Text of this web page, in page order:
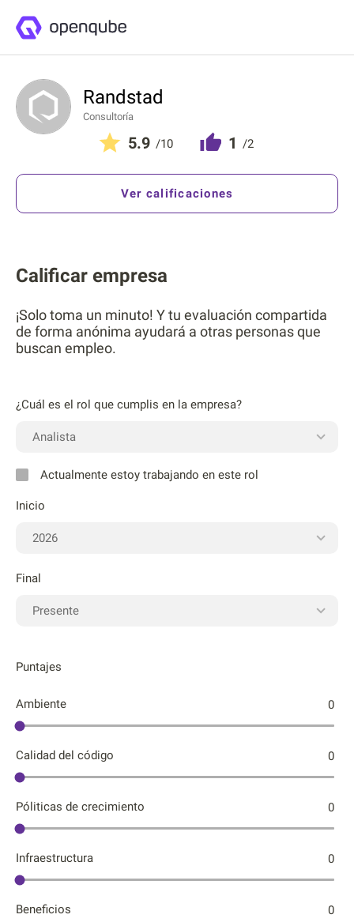
Randstad
Consultoría
5.9 /10 1 /2
Ver calificaciones
Calificar empresa
¡Solo toma un minuto! Y tu evaluación compartida
de forma anónima ayudará a otras personas que
buscan empleo.
¿Cuál es el rol que cumplis en la empresa?
Actualmente estoy trabajando en este rol
Inicio
Final
Puntajes
Ambiente 0
Calidad del código 0
Póliticas de crecimiento 0
Infraestructura 0
Beneficios 0